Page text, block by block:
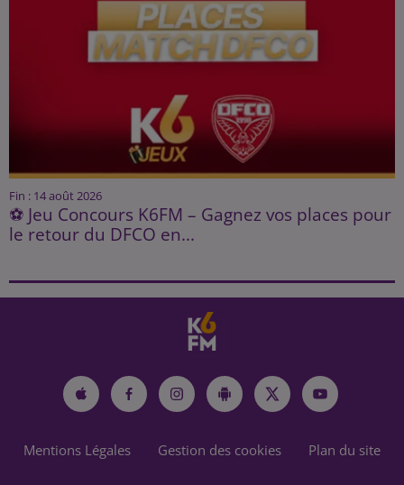
Fin : 14 août 2026
⚽ Jeu Concours K6FM – Gagnez vos places pour
le retour du DFCO en...
Mentions Légales Gestion des cookies Plan du site